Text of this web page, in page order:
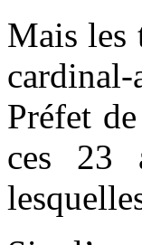
Mais les
Préfet
ces 23